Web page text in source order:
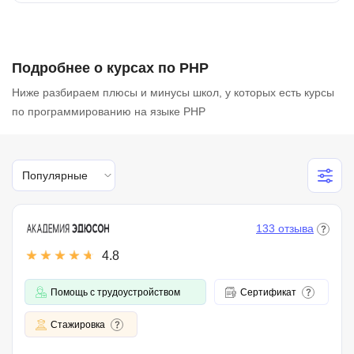
Подробнее о курсах по PHP
Ниже разбираем плюсы и минусы школ, у которых есть курсы
по программированию на языке PHP
Популярные
4.8
133 отзыва
Помощь с трудоустройством Сертификат
Стажировка